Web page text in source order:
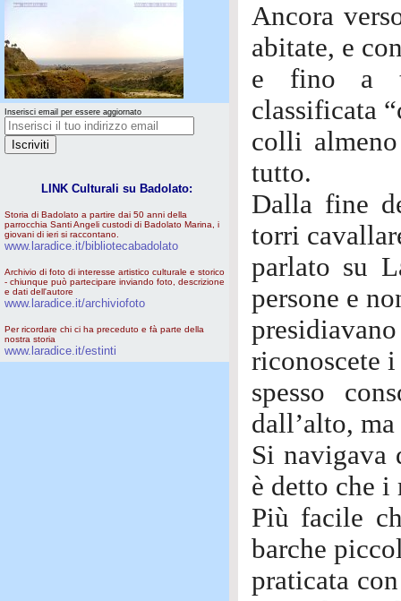
Inserisci email per essere aggiornato
LINK Culturali su Badolato:
Storia di Badolato a partire dai 50 anni della
parrocchia Santi Angeli custodi di Badolato Marina, i
giovani di ieri si raccontano.
www.laradice.it/bibliotecabadolato
Archivio di foto di interesse artistico culturale e storico
- chiunque può partecipare inviando foto, descrizione
e dati dell'autore
www.laradice.it/archiviofoto
Per ricordare chi ci ha preceduto e fà parte della
nostra storia
www.laradice.it/estinti
Ancora
abitate, e
e fino a
classificata
colli
tutto.
Dalla fine
torri
parlato su
persone e
riconoscete
spesso
dall’alto,
Si navigava
è detto che i
Più facile
barche
praticata